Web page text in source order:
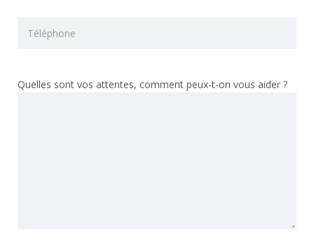
Quelles sont vos attentes, comment peux-t-on vous aider ?